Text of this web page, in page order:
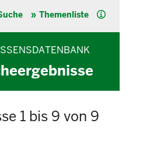
Themenliste Hilfe
1 bis 9 von 9